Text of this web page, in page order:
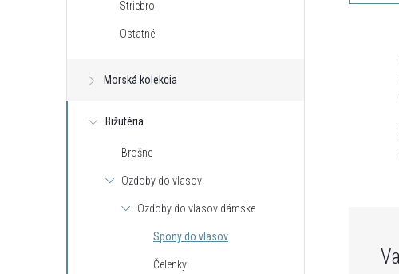
Striebro
Ostatné
Morská kolekcia
Bižutéria
Brošne
Ozdoby do vlasov
Ozdoby do vlasov dámske
Spony do vlasov
Čelenky